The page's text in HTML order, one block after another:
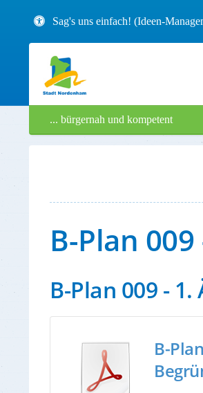
Sag's uns einfach! (Ideen-
... bürgernah und kompetent
B-Plan
B-Plan 009 -
B-